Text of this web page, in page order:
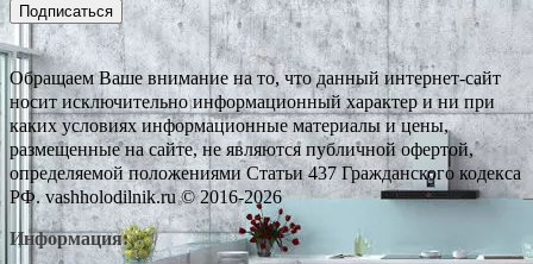
Подписаться
Обращаем Ваше внимание на то, что данный интернет-сайт
носит исключительно информационный характер и ни при
каких условиях информационные материалы и цены,
размещенные на сайте, не являются публичной офертой,
определяемой положениями Статьи 437 Гражданского кодекса
РФ. vashholodilnik.ru © 2016-2026
Информация: